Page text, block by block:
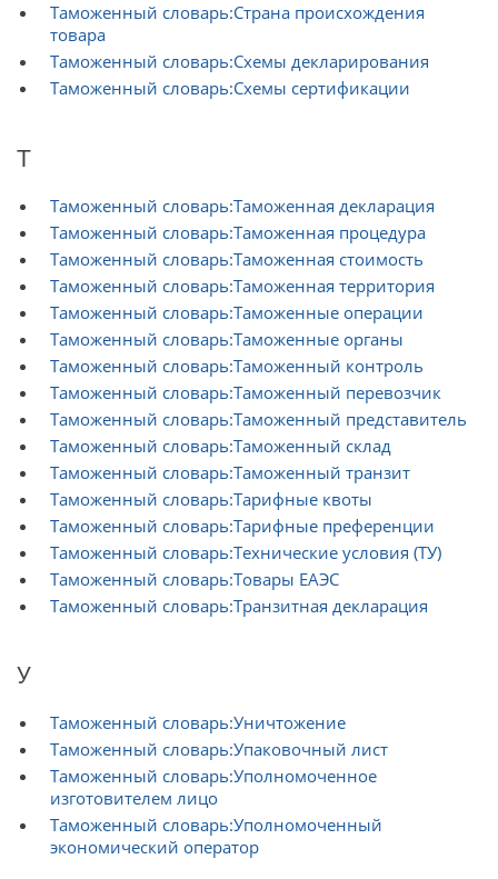
Таможенный словарь:Страна происхождения
товара
Таможенный словарь:Схемы декларирования
Таможенный словарь:Схемы сертификации
Т
Таможенный словарь:Таможенная декларация
Таможенный словарь:Таможенная процедура
Таможенный словарь:Таможенная стоимость
Таможенный словарь:Таможенная территория
Таможенный словарь:Таможенные операции
Таможенный словарь:Таможенные органы
Таможенный словарь:Таможенный контроль
Таможенный словарь:Таможенный перевозчик
Таможенный словарь:Таможенный представитель
Таможенный словарь:Таможенный склад
Таможенный словарь:Таможенный транзит
Таможенный словарь:Тарифные квоты
Таможенный словарь:Тарифные преференции
Таможенный словарь:Технические условия (ТУ)
Таможенный словарь:Товары ЕАЭС
Таможенный словарь:Транзитная декларация
У
Таможенный словарь:Уничтожение
Таможенный словарь:Упаковочный лист
Таможенный словарь:Уполномоченное
изготовителем лицо
Таможенный словарь:Уполномоченный
экономический оператор